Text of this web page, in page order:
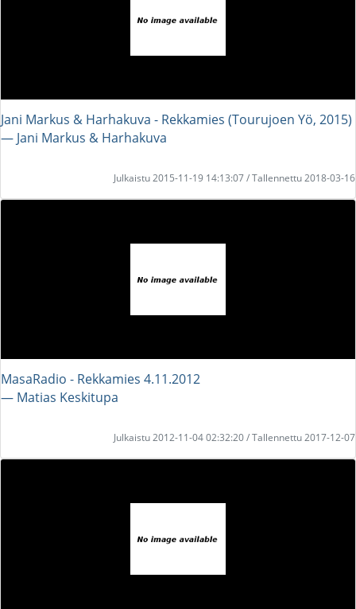
Jani Markus & Harhakuva - Rekkamies (Tourujoen Yö, 2015)
― Jani Markus & Harhakuva
Julkaistu 2015-11-19 14:13:07 / Tallennettu 2018-03-16
MasaRadio - Rekkamies 4.11.2012
― Matias Keskitupa
Julkaistu 2012-11-04 02:32:20 / Tallennettu 2017-12-07